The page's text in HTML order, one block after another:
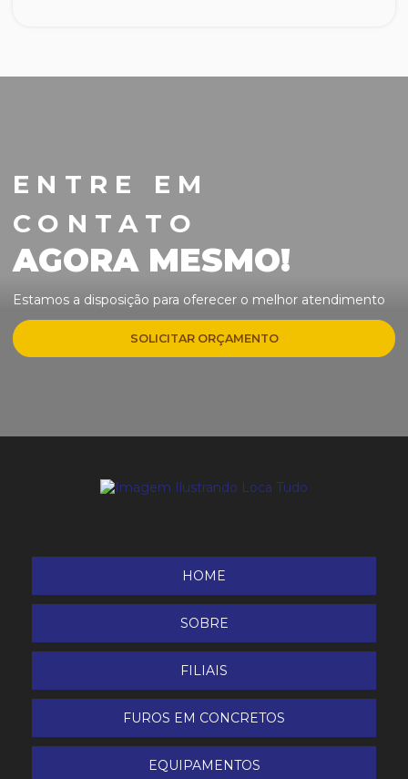
ENTRE EM
CONTATO
AGORA MESMO!
Estamos a disposição para oferecer o melhor atendimento
SOLICITAR ORÇAMENTO
HOME
SOBRE
FILIAIS
FUROS EM CONCRETOS
EQUIPAMENTOS